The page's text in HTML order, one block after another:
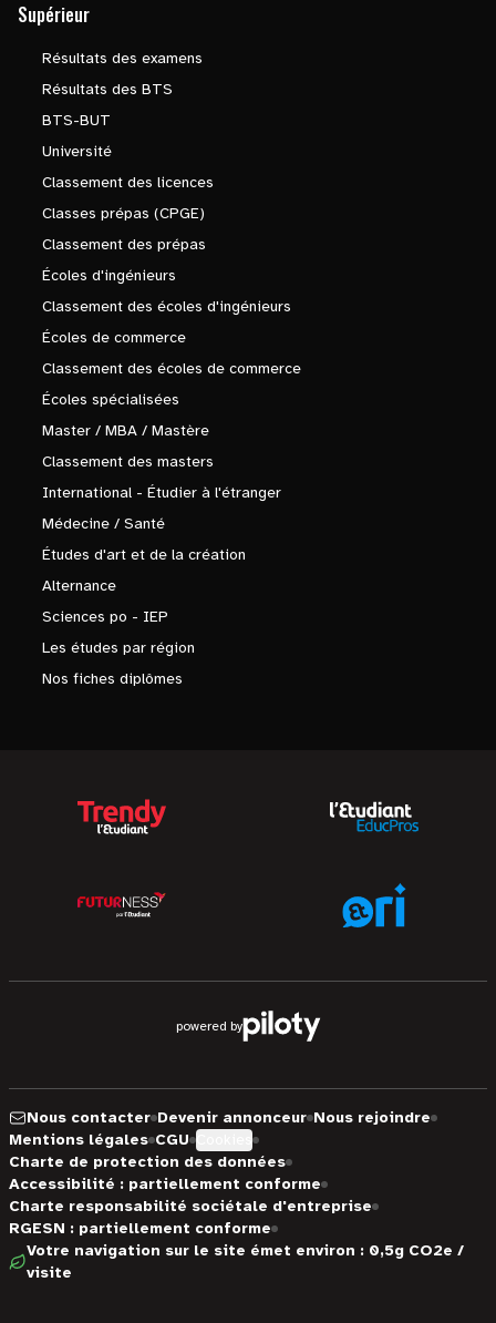
Supérieur
Résultats des examens
Résultats des BTS
BTS-BUT
Université
Classement des licences
Classes prépas (CPGE)
Classement des prépas
Écoles d'ingénieurs
Classement des écoles d'ingénieurs
Écoles de commerce
Classement des écoles de commerce
Écoles spécialisées
Master / MBA / Mastère
Classement des masters
International - Étudier à l'étranger
Médecine / Santé
Études d'art et de la création
Alternance
Sciences po - IEP
Les études par région
Nos fiches diplômes
powered by
Nous contacter Devenir annonceur Nous rejoindre
Mentions légales CGU
Charte de protection des données
Accessibilité : partiellement conforme
Charte responsabilité sociétale d'entreprise
RGESN : partiellement conforme
Votre navigation sur le site émet environ : 0,5g CO2e /
visite